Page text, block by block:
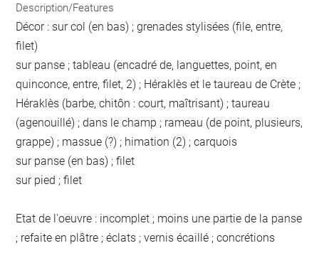
Description/Features
Décor : sur col (en bas) ; grenades stylisées (file, entre,
filet)
sur panse ; tableau (encadré de, languettes, point, en
quinconce, entre, filet, 2) ; Héraklès et le taureau de Crète ;
Héraklès (barbe, chitôn : court, maîtrisant) ; taureau
(agenouillé) ; dans le champ ; rameau (de point, plusieurs,
grappe) ; massue (?) ; himation (2) ; carquois
sur panse (en bas) ; filet
sur pied ; filet
Etat de l'oeuvre : incomplet ; moins une partie de la panse
; refaite en plâtre ; éclats ; vernis écaillé ; concrétions